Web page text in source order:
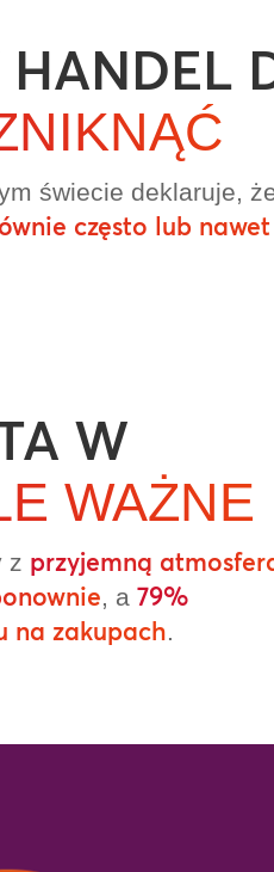
świecie deklaruje,
często lub nawet
W
WAŻNE
z przyjemną
, a79%
na zakupach.